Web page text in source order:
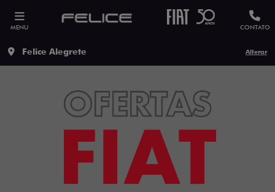
MENU CONTATO
Felice Alegrete Alterar